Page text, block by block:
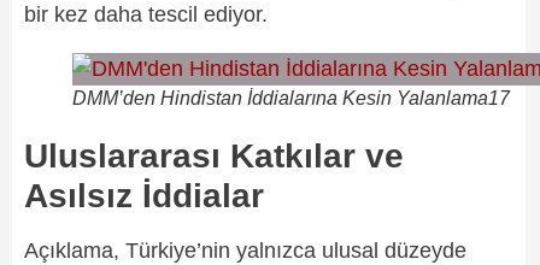
bir kez daha tescil ediyor.
DMM’den Hindistan İddialarına Kesin Yalanlama17
Uluslararası Katkılar ve
Asılsız İddialar
Açıklama, Türkiye’nin yalnızca ulusal düzeyde